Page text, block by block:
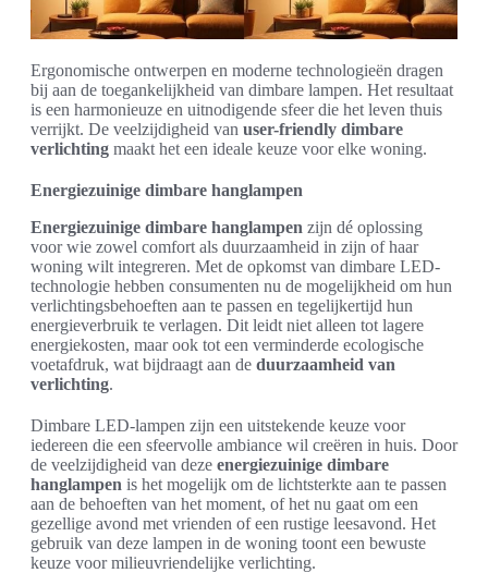
Ergonomische ontwerpen en moderne technologieën dragen
bij aan de toegankelijkheid van dimbare lampen. Het resultaat
is een harmonieuze en uitnodigende sfeer die het leven thuis
verrijkt. De veelzijdigheid van user-friendly dimbare
verlichting maakt het een ideale keuze voor elke woning.
Energiezuinige dimbare hanglampen
Energiezuinige dimbare hanglampen zijn dé oplossing
voor wie zowel comfort als duurzaamheid in zijn of haar
woning wilt integreren. Met de opkomst van dimbare LED-
technologie hebben consumenten nu de mogelijkheid om hun
verlichtingsbehoeften aan te passen en tegelijkertijd hun
energieverbruik te verlagen. Dit leidt niet alleen tot lagere
energiekosten, maar ook tot een verminderde ecologische
voetafdruk, wat bijdraagt aan de duurzaamheid van
verlichting.
Dimbare LED-lampen zijn een uitstekende keuze voor
iedereen die een sfeervolle ambiance wil creëren in huis. Door
de veelzijdigheid van deze energiezuinige dimbare
hanglampen is het mogelijk om de lichtsterkte aan te passen
aan de behoeften van het moment, of het nu gaat om een
gezellige avond met vrienden of een rustige leesavond. Het
gebruik van deze lampen in de woning toont een bewuste
keuze voor milieuvriendelijke verlichting.